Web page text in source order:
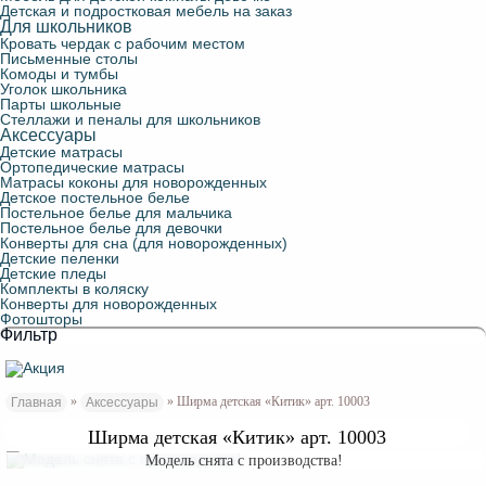
Детская и подростковая мебель на заказ
Для школьников
Кровать чердак с рабочим местом
Письменные столы
Комоды и тумбы
Уголок школьника
Парты школьные
Стеллажи и пеналы для школьников
Аксессуары
Детские матрасы
Ортопедические матрасы
Матрасы коконы для новорожденных
Детское постельное белье
Постельное белье для мальчика
Постельное белье для девочки
Конверты для сна (для новорожденных)
Детские пеленки
Детские пледы
Комплекты в коляску
Конверты для новорожденных
Фотошторы
Фильтр
Главная » Аксессуары » Ширма детская «Китик» арт. 10003
Ширма детская «Китик» арт. 10003
Модель снята с производства!